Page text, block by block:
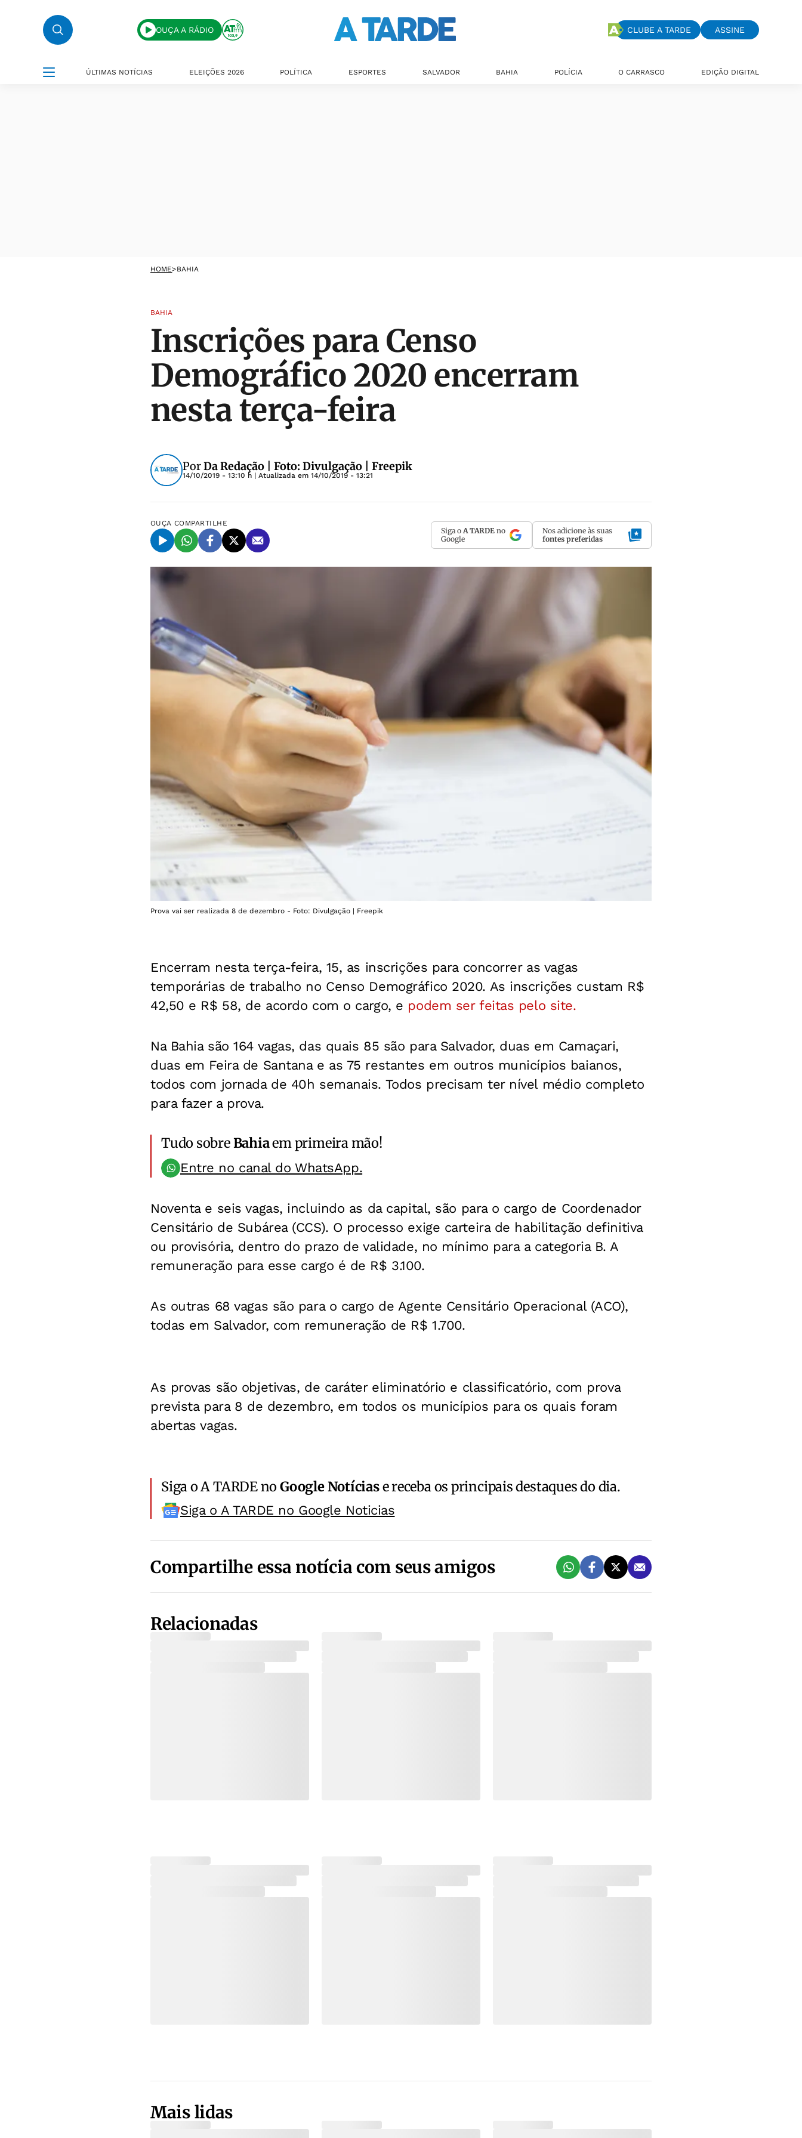
OUÇA A RÁDIO CLUBE A TARDE ASSINE
ÚLTIMAS NOTÍCIAS ELEIÇÕES 2026 POLÍTICA ESPORTES SALVADOR BAHIA POLÍCIA O CARRASCO EDIÇÃO DIGITAL
HOME>BAHIA
BAHIA
Inscrições para Censo
Demográfico 2020 encerram
nesta terça-feira
PorDa Redação | Foto: Divulgação | Freepik
14/10/2019 - 13:10 h | Atualizada em 14/10/2019 - 13:21
OUÇA COMPARTILHE
Siga o A TARDE no
Google
Nos adicione às suas
fontes preferidas
Prova vai ser realizada 8 de dezembro - Foto: Divulgação | Freepik
Encerram nesta terça-feira, 15, as inscrições para concorrer as vagas
temporárias de trabalho no Censo Demográfico 2020. As inscrições custam R$
42,50 e R$ 58, de acordo com o cargo, e podem ser feitas pelo site.
Na Bahia são 164 vagas, das quais 85 são para Salvador, duas em Camaçari,
duas em Feira de Santana e as 75 restantes em outros municípios baianos,
todos com jornada de 40h semanais. Todos precisam ter nível médio completo
para fazer a prova.
Tudo sobreBahiaem primeira mão!
Entre no canal do WhatsApp.
Noventa e seis vagas, incluindo as da capital, são para o cargo de Coordenador
Censitário de Subárea (CCS). O processo exige carteira de habilitação definitiva
ou provisória, dentro do prazo de validade, no mínimo para a categoria B. A
remuneração para esse cargo é de R$ 3.100.
As outras 68 vagas são para o cargo de Agente Censitário Operacional (ACO),
todas em Salvador, com remuneração de R$ 1.700.
As provas são objetivas, de caráter eliminatório e classificatório, com prova
prevista para 8 de dezembro, em todos os municípios para os quais foram
abertas vagas.
Siga o A TARDE noGoogle Notíciase receba os principais destaques do dia.
Siga o A TARDE no Google Noticias
Compartilhe essa notícia com seus amigos
Relacionadas
Mais lidas